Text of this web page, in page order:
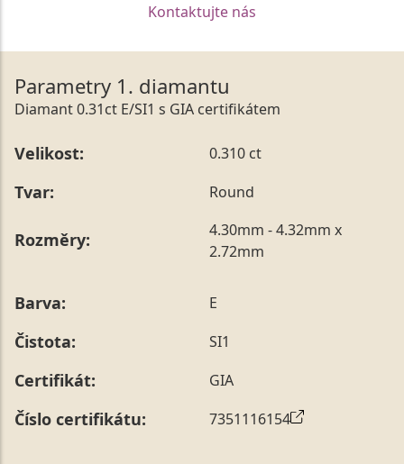
Kontaktujte nás
Parametry 1. diamantu
Diamant 0.31ct E/SI1 s GIA certifikátem
Velikost: 0.310 ct
Tvar: Round
Rozměry:
4.30mm - 4.32mm x
2.72mm
Barva: E
Čistota: SI1
Certifikát: GIA
Číslo certifikátu: 7351116154